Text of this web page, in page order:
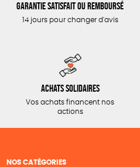
Garantie satisfait ou remboursé
14 jours pour changer d'avis
Achats solidaires
Vos achats financent nos
actions
NOS CATÉGORIES